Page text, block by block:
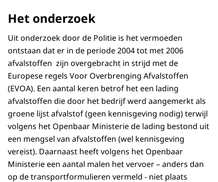
Het onderzoek
Uit onderzoek door de Politie is het vermoeden
ontstaan dat er in de periode 2004 tot met 2006
afvalstoffen zijn overgebracht in strijd met de
Europese regels Voor Overbrenging Afvalstoffen
(EVOA). Een aantal keren betrof het een lading
afvalstoffen die door het bedrijf werd aangemerkt als
groene lijst afvalstof (geen kennisgeving nodig) terwijl
volgens het Openbaar Ministerie de lading bestond uit
een mengsel van afvalstoffen (wel kennisgeving
vereist). Daarnaast heeft volgens het Openbaar
Ministerie een aantal malen het vervoer – anders dan
op de transportformulieren vermeld - niet plaats